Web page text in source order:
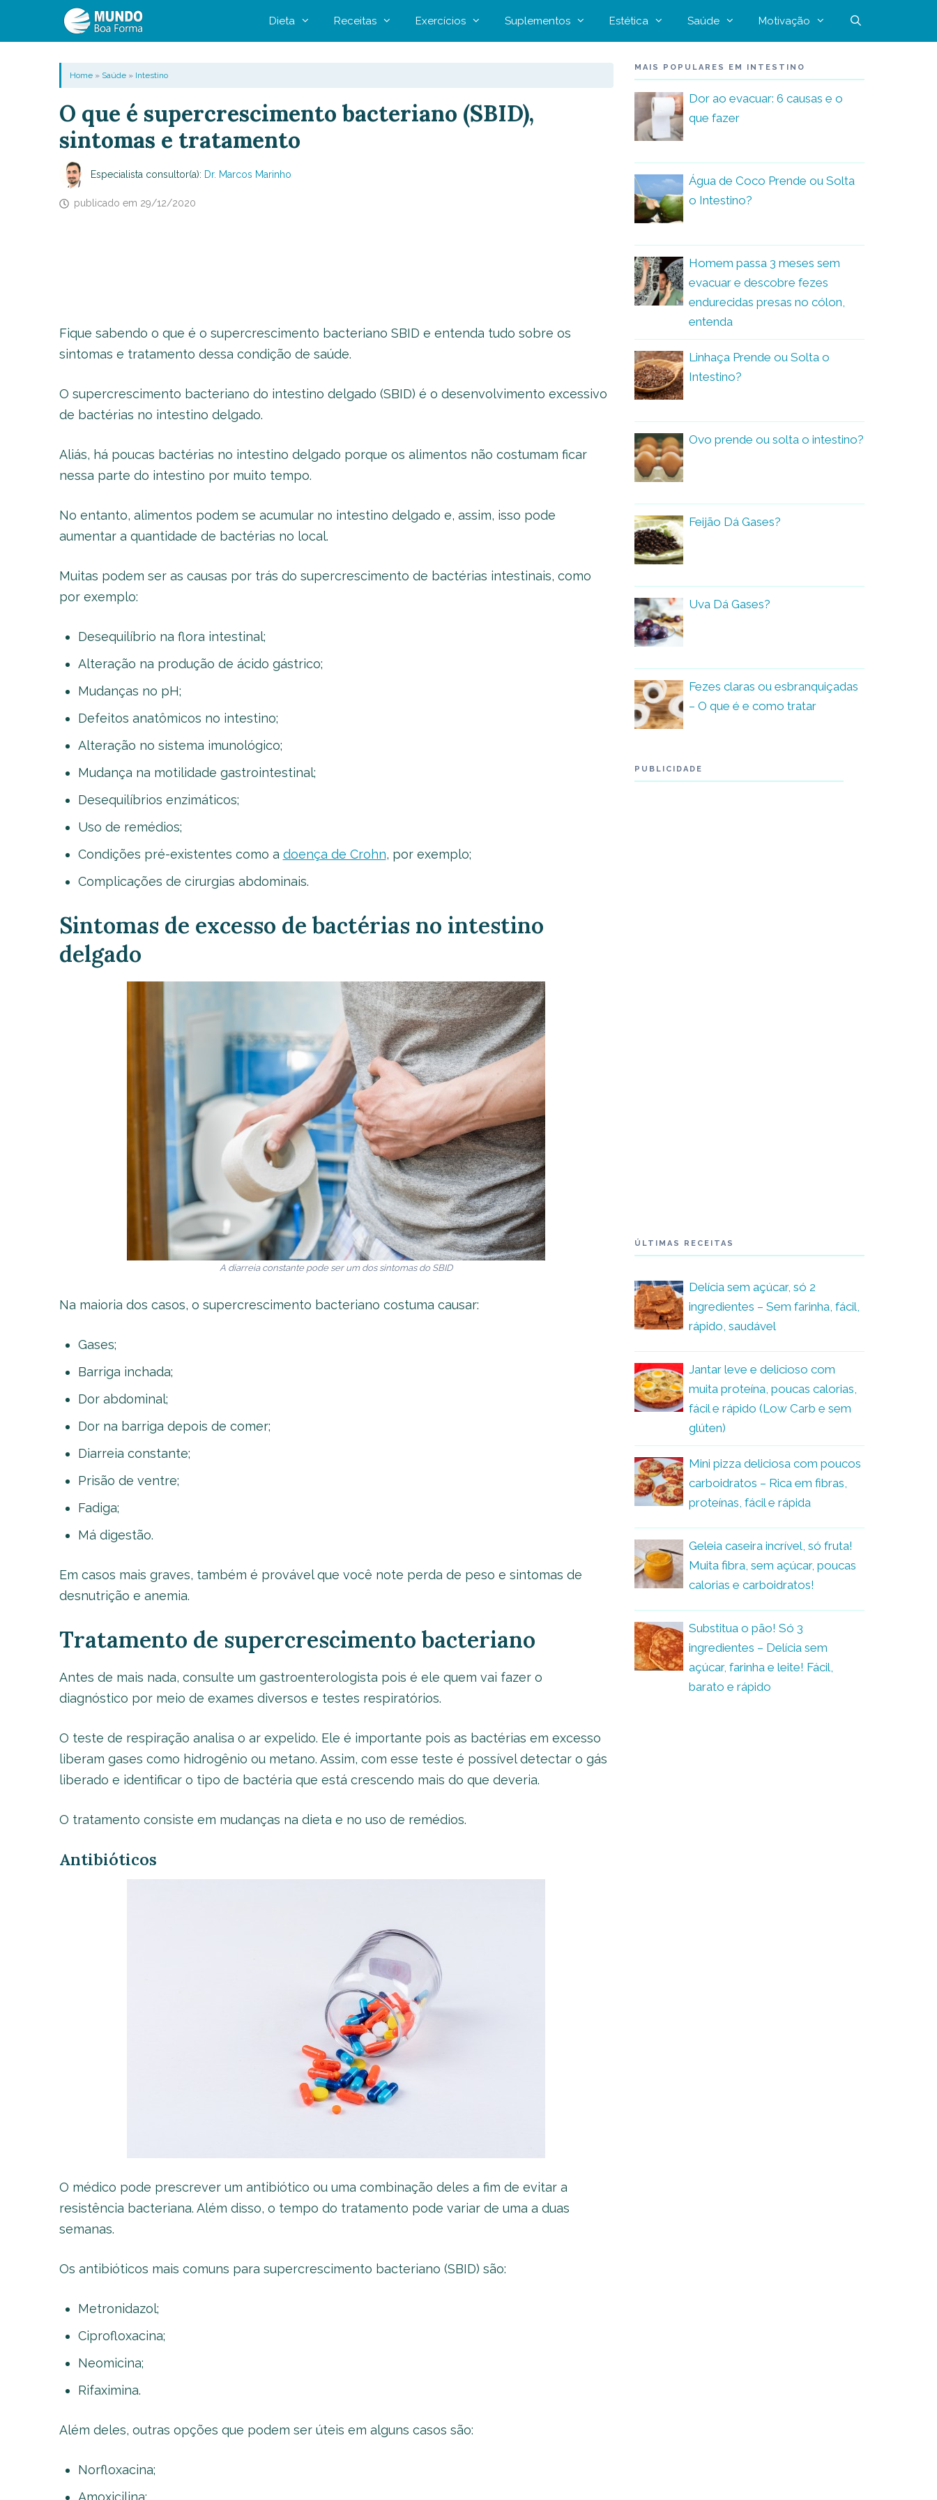
Dieta Receitas Exercícios Suplementos Estética Saúde Motivação
Home» Saúde» Intestino
O que é supercrescimento bacteriano (SBID),
sintomas e tratamento
Especialista consultor(a): Dr. Marcos Marinho
publicado em 29/12/2020
Fique sabendo o que é o supercrescimento bacteriano SBID e entenda tudo sobre os
sintomas e tratamento dessa condição de saúde.
O supercrescimento bacteriano do intestino delgado (SBID) é o desenvolvimento excessivo
de bactérias no intestino delgado.
Aliás, há poucas bactérias no intestino delgado porque os alimentos não costumam ficar
nessa parte do intestino por muito tempo.
No entanto, alimentos podem se acumular no intestino delgado e, assim, isso pode
aumentar a quantidade de bactérias no local.
Muitas podem ser as causas por trás do supercrescimento de bactérias intestinais, como
por exemplo:
Desequilíbrio na flora intestinal;
Alteração na produção de ácido gástrico;
Mudanças no pH;
Defeitos anatômicos no intestino;
Alteração no sistema imunológico;
Mudança na motilidade gastrointestinal;
Desequilíbrios enzimáticos;
Uso de remédios;
Condições pré-existentes como a doença de Crohn, por exemplo;
Complicações de cirurgias abdominais.
Sintomas de excesso de bactérias no intestino
delgado
A diarreia constante pode ser um dos sintomas do SBID
Na maioria dos casos, o supercrescimento bacteriano costuma causar:
Gases;
Barriga inchada;
Dor abdominal;
Dor na barriga depois de comer;
Diarreia constante;
Prisão de ventre;
Fadiga;
Má digestão.
Em casos mais graves, também é provável que você note perda de peso e sintomas de
desnutrição e anemia.
Tratamento de supercrescimento bacteriano
Antes de mais nada, consulte um gastroenterologista pois é ele quem vai fazer o
diagnóstico por meio de exames diversos e testes respiratórios.
O teste de respiração analisa o ar expelido. Ele é importante pois as bactérias em excesso
liberam gases como hidrogênio ou metano. Assim, com esse teste é possível detectar o gás
liberado e identificar o tipo de bactéria que está crescendo mais do que deveria.
O tratamento consiste em mudanças na dieta e no uso de remédios.
Antibióticos
O médico pode prescrever um antibiótico ou uma combinação deles a fim de evitar a
resistência bacteriana. Além disso, o tempo do tratamento pode variar de uma a duas
semanas.
Os antibióticos mais comuns para supercrescimento bacteriano (SBID) são:
Metronidazol;
Ciprofloxacina;
Neomicina;
Rifaximina.
Além deles, outras opções que podem ser úteis em alguns casos são:
Norfloxacina;
Amoxicilina;
MAIS POPULARES EM INTESTINO
Dor ao evacuar: 6 causas e o
que fazer
Água de Coco Prende ou Solta
o Intestino?
Homem passa 3 meses sem
evacuar e descobre fezes
endurecidas presas no cólon,
entenda
Linhaça Prende ou Solta o
Intestino?
Ovo prende ou solta o intestino?
Feijão Dá Gases?
Uva Dá Gases?
Fezes claras ou esbranquiçadas
– O que é e como tratar
PUBLICIDADE
ÚLTIMAS RECEITAS
Delícia sem açúcar, só 2
ingredientes – Sem farinha, fácil,
rápido, saudável
Jantar leve e delicioso com
muita proteína, poucas calorias,
fácil e rápido (Low Carb e sem
glúten)
Mini pizza deliciosa com poucos
carboidratos – Rica em fibras,
proteínas, fácil e rápida
Geleia caseira incrível, só fruta!
Muita fibra, sem açúcar, poucas
calorias e carboidratos!
Substitua o pão! Só 3
ingredientes – Delícia sem
açúcar, farinha e leite! Fácil,
barato e rápido